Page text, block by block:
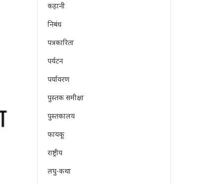
कहानी
निबंध
पत्रकारिता
पर्यटन
पर्यावरण
पुस्तक समीक्षा
पुस्तकालय
फायकू
राष्ट्रीय
लघु-कथा